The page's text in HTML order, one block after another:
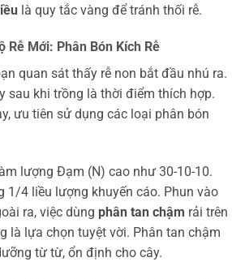
là quy tắc vàng để tránh thối rễ.
Rễ Mới: Phân Bón Kích Rễ
quan sát thấy rễ non bắt đầu nhú ra.
sau khi trồng là thời điểm thích hợp.
ưu tiên sử dụng các loại phân bón
lượng Đạm (N) cao như 30-10-10.
1/4 liều lượng khuyến cáo. Phun vào
ra, việc dùng phân tan chậm rải trên
là lựa chọn tuyệt vời. Phân tan chậm
từ từ, ổn định cho cây.